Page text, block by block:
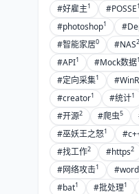
#好雇主1 #POSSE1
#photoshop1
#智能家居0 #NAS2
#API1 #Mock数据1
#定向采集1
#creator1 #统计1
#开源2 #爬虫5
#巫妖王之怒1
#找工作2 #https2
#网络攻击1
#bat1 #批处理1